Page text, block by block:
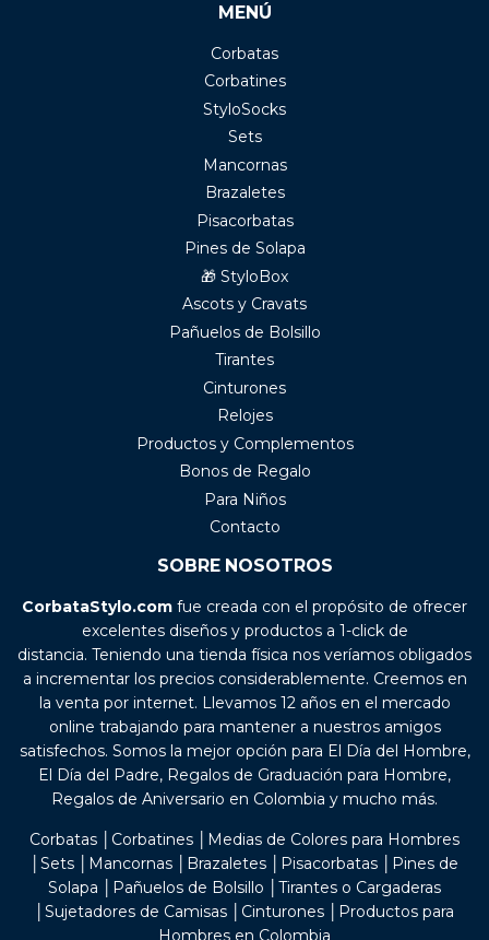
MENÚ
Corbatas
Corbatines
StyloSocks
Sets
Mancornas
Brazaletes
Pisacorbatas
Pines de Solapa
🎁 StyloBox
Ascots y Cravats
Pañuelos de Bolsillo
Tirantes
Cinturones
Relojes
Productos y Complementos
Bonos de Regalo
Para Niños
Contacto
SOBRE NOSOTROS
CorbataStylo.com fue creada con el propósito de ofrecer
excelentes diseños y productos a 1-click de
distancia. Teniendo una tienda física nos veríamos obligados
a incrementar los precios considerablemente. Creemos en
la venta por internet. Llevamos 12 años en el mercado
online trabajando para mantener a nuestros amigos
satisfechos. Somos la mejor opción para El Día del Hombre,
El Día del Padre, Regalos de Graduación para Hombre,
Regalos de Aniversario en Colombia y mucho más.
Corbatas │Corbatines │Medias de Colores para Hombres
│Sets │Mancornas │Brazaletes │Pisacorbatas │Pines de
Solapa │Pañuelos de Bolsillo │Tirantes o Cargaderas
│Sujetadores de Camisas │Cinturones │Productos para
Hombres en Colombia